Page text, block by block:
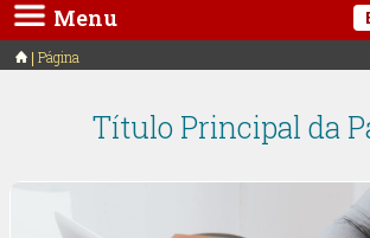
Menu
Página
Título Principal da